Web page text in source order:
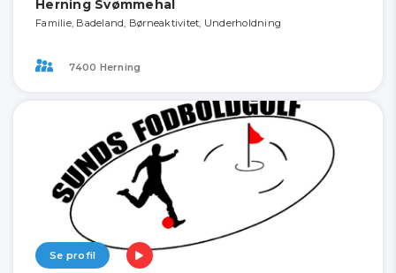
Herning Svømmehal
Familie, Badeland, Børneaktivitet, Underholdning
7400 Herning
Se profil